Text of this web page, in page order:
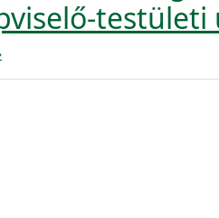
testületi